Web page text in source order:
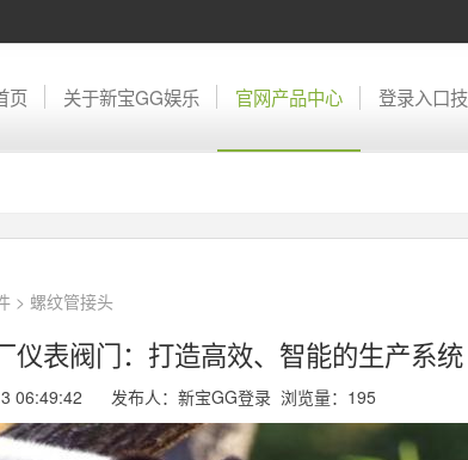
页 关于新宝GG娱乐 官网产品中心 登录入口
> 螺纹管接头
仪表阀门：打造高效、智能的生产系统
06:49:42 发布人：新宝GG登录 浏览量： 195